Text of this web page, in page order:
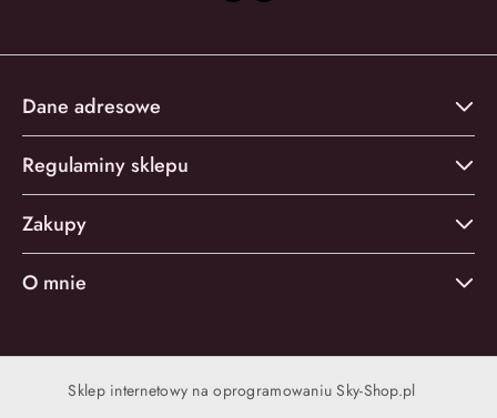
Dane adresowe
Regulaminy sklepu
Zakupy
O mnie
Sklep internetowy na oprogramowaniu Sky-Shop.pl